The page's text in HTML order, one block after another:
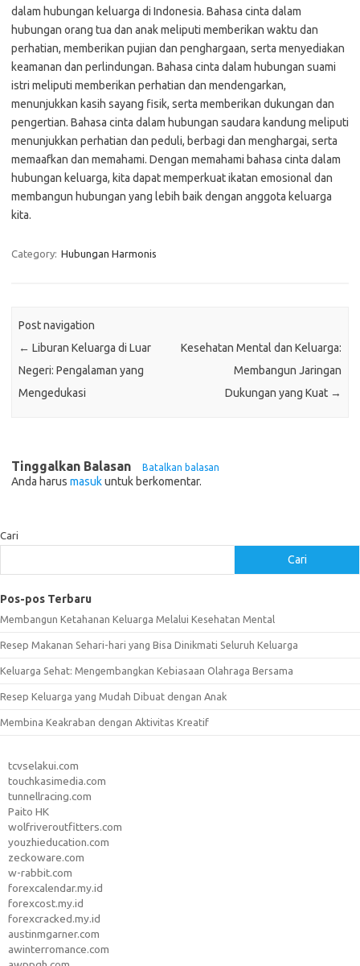
dalam hubungan keluarga di Indonesia. Bahasa cinta dalam
hubungan orang tua dan anak meliputi memberikan waktu dan
perhatian, memberikan pujian dan penghargaan, serta menyediakan
keamanan dan perlindungan. Bahasa cinta dalam hubungan suami
istri meliputi memberikan perhatian dan mendengarkan,
menunjukkan kasih sayang fisik, serta memberikan dukungan dan
pengertian. Bahasa cinta dalam hubungan saudara kandung meliputi
menunjukkan perhatian dan peduli, berbagi dan menghargai, serta
memaafkan dan memahami. Dengan memahami bahasa cinta dalam
hubungan keluarga, kita dapat memperkuat ikatan emosional dan
membangun hubungan yang lebih baik dengan anggota keluarga
kita.
Category: Hubungan Harmonis
Post navigation
← Liburan Keluarga di Luar
Negeri: Pengalaman yang
Mengedukasi
Kesehatan Mental dan Keluarga:
Membangun Jaringan
Dukungan yang Kuat →
Tinggalkan Balasan Batalkan balasan
Anda harus masukuntuk berkomentar.
Cari
Cari
Pos-pos Terbaru
Membangun Ketahanan Keluarga Melalui Kesehatan Mental
Resep Makanan Sehari-hari yang Bisa Dinikmati Seluruh Keluarga
Keluarga Sehat: Mengembangkan Kebiasaan Olahraga Bersama
Resep Keluarga yang Mudah Dibuat dengan Anak
Membina Keakraban dengan Aktivitas Kreatif
tcvselakui.com
touchkasimedia.com
tunnellracing.com
Paito HK
wolfriveroutfitters.com
youzhieducation.com
zeckoware.com
w-rabbit.com
forexcalendar.my.id
forexcost.my.id
forexcracked.my.id
austinmgarner.com
awinterromance.com